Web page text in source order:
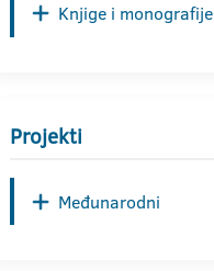
Knjige i monografije
Projekti
Međunarodni